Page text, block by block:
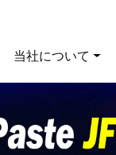
当社について